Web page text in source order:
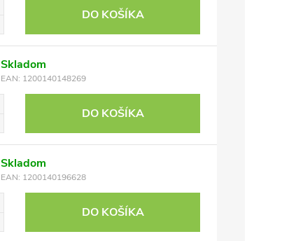
DO KOŠÍKA
Skladom
EAN: 1200140148269
DO KOŠÍKA
Skladom
EAN: 1200140196628
DO KOŠÍKA